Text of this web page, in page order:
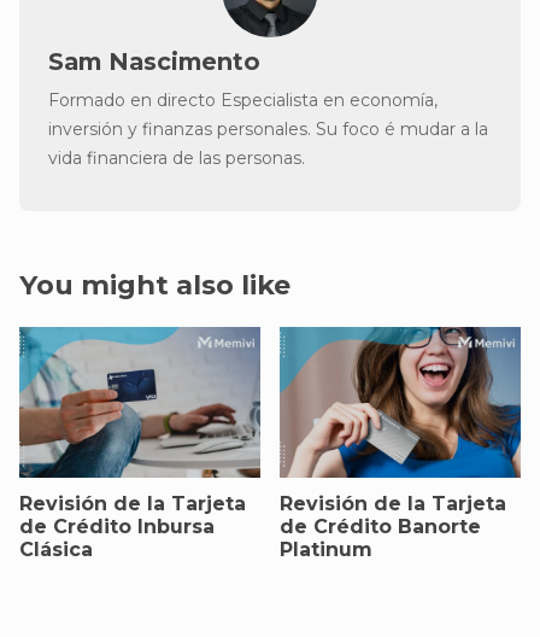
Sam Nascimento
Formado en directo Especialista en economía,
inversión y finanzas personales. Su foco é mudar a la
vida financiera de las personas.
You might also like
Revisión de la Tarjeta
de Crédito Inbursa
Clásica
Revisión de la Tarjeta
de Crédito Banorte
Platinum